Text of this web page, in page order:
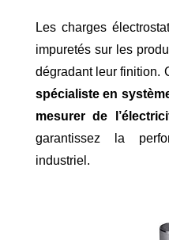
Les charges
impuretés sur les
dégradant leur finition.
spécialiste en
mesurer de
garantissez la
industriel.